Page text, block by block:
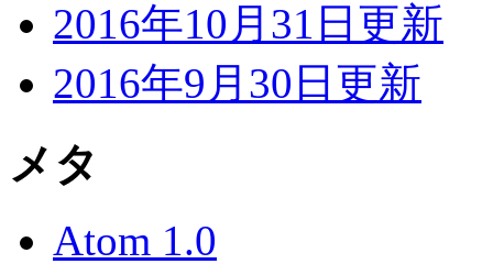
2016年10月31日更新
2016年9月30日更新
メタ
Atom 1.0